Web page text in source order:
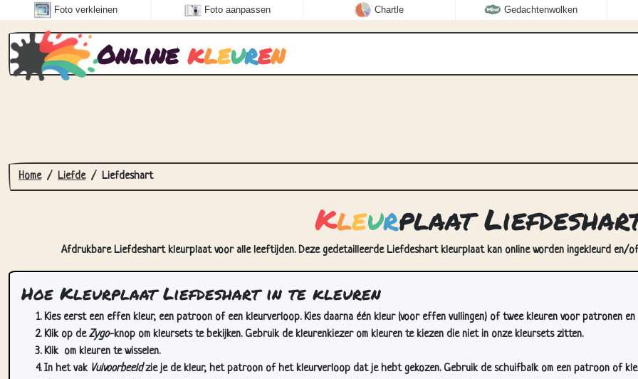
Foto verkleinen Foto aanpassen Chartle Gedachtenwolken
Online kleuren
Home Liefde Liefdeshart
Kleurplaat
Afdrukbare Liefdeshart kleurplaat voor alle leeftijden. Deze gedetailleerde Liefdeshart kleurplaat kan online worden ingekleurd en/
Hoe Kleurplaat Liefdeshart in te kleuren
Kies eerst een effen kleur, een patroon of een kleurverloop. Kies daarna één kleur (voor effen vullingen) of twee kleuren voor patronen en
Klik op deZygo-knop om kleursets te bekijken. Gebruik de kleurenkiezer om kleuren te kiezen die niet in onze kleursets zitten.
Klik om kleuren te wisselen.
In het vak Vulvoorbeeldzie je de kleur, het patroon of het kleurverloop dat je hebt gekozen. Gebruik de schuifbalk om een patroon of